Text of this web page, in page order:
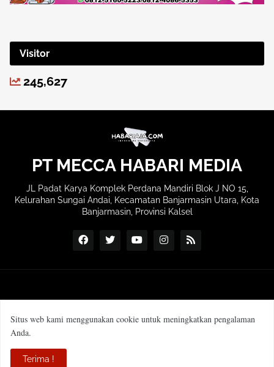
Visitor
245,627
PT MECCA HABARI MEDIA
JL Padat Karya Komplek Perdana Mandiri Blok J NO 15,
Kelurahan Sungai Andai, Kecamatan Banjarmasin Utara, Kota
Banjarmasin, Provinsi Kalsel
Pedoman Media Siber
Situs web kami menggunakan cookie untuk meningkatkan pengalaman
Anda.
Terima !